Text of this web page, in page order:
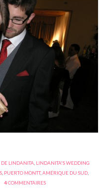
LINDANITA LINDANITA'S WEDDING
PUERTO MONTT,AMÉRIQUE DU SUD
4COMMENTAIRES